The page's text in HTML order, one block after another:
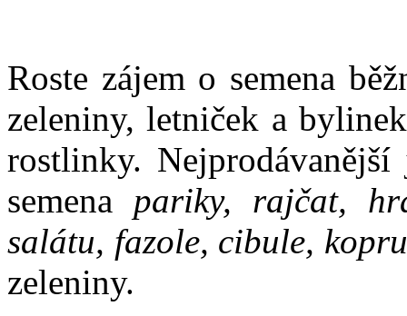
Roste zájem o semena
zeleniny, letniček a
rostlinky.
semena pariky, rajčat,
salátu, fazole, cibule,
zeleniny.